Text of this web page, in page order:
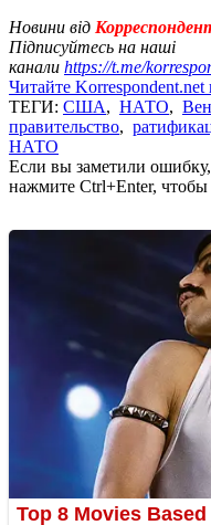
Новини від
Підписуйтесь на наші
канали https://t.me/
Читайте
ТЕГИ: США, НАТО,
правительство,
НАТО
Если вы заметили
нажмите Ctrl+Enter,